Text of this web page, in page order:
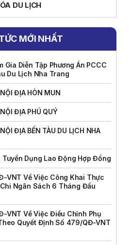
DU LỊCH
MỚI NHẤT
Gia Diễn Tập Phương Án PCCC
Du Lịch Nha Trang
ĐỊA HÒN MUN
ĐỊA PHÚ QUÝ
ĐỊA BẾN TÀU DU LỊCH NHA
Tuyển Dụng Lao Động Hợp Đồng
VNT Về Việc Công Khai Thực
Ngân Sách 6 Tháng Đầu
VNT Về Việc Điều Chỉnh Phụ
Quyết Định Số 479/QĐ-VNT